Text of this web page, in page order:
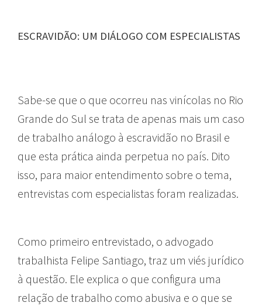
ESCRAVIDÃO: UM DIÁLOGO COM ESPECIALISTAS
Sabe-se que o que ocorreu nas vinícolas no Rio
Grande do Sul se trata de apenas mais um caso
de trabalho análogo à escravidão no Brasil e
que esta prática ainda perpetua no país. Dito
isso, para maior entendimento sobre o tema,
entrevistas com especialistas foram realizadas.
Como primeiro entrevistado, o advogado
trabalhista Felipe Santiago, traz um viés jurídico
à questão. Ele explica o que configura uma
relação de trabalho como abusiva e o que se